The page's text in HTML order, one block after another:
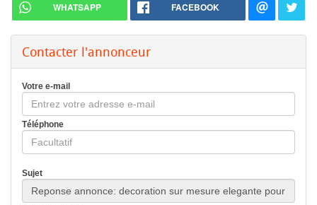
WHATSAPP FACEBOOK
Contacter l'annonceur
Votre e-mail
Téléphone
Sujet